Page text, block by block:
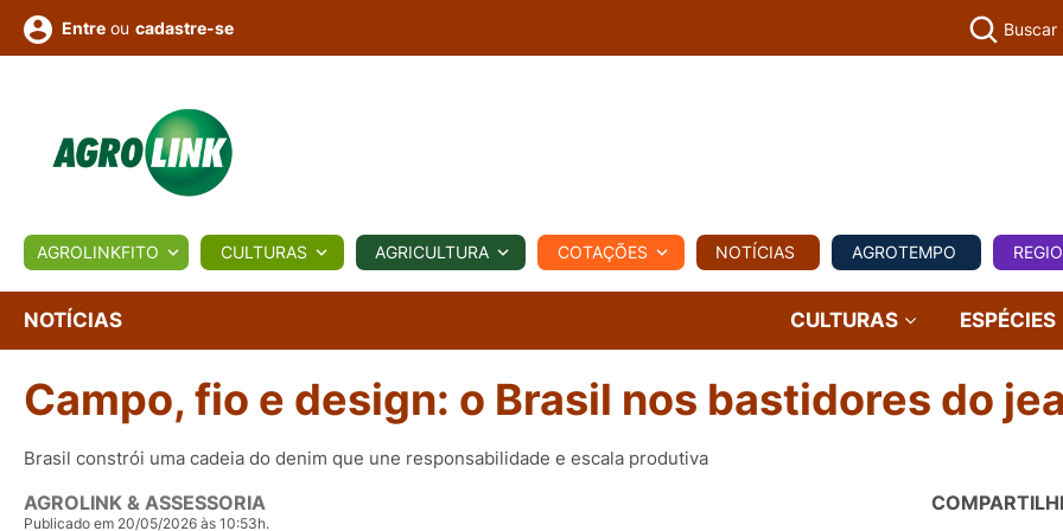
BIOLÓGICOS COTAÇÕES NOTÍCIAS AGROTEMPO REGIONAL COMERCIAL AGROVIAGENS
Conversor Colunistas Eventos
Fotos
e
Vídeos
Entre ou cadastre-se Buscar
AGROLINKFITO CULTURAS AGRICULTURA COTAÇÕES NOTÍCIAS AGROTEMPO
NOTÍCIAS CULTURAS ESPÉCIES
Campo, fio e design: o Brasil nos bastidores do
Brasil constrói uma cadeia do denim que une responsabilidade e escala produtiva
AGROLINK & ASSESSORIA
Publicado em 20/05/2026 às 10:53h.